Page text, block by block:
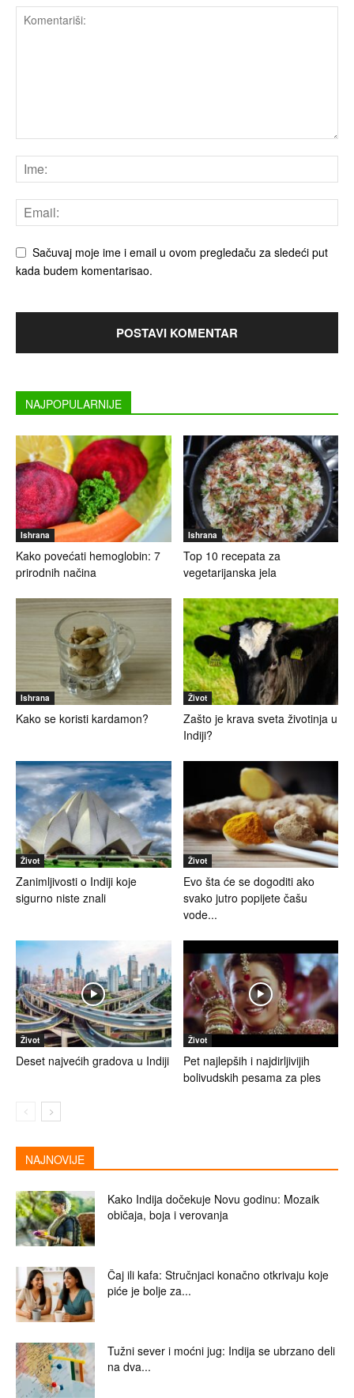
Sačuvaj moje ime i email u ovom pregledaču za sledeći put
kada budem komentarisao.
NAJPOPULARNIJE
Ishrana
Kako povećati hemoglobin: 7
prirodnih načina
Ishrana
Top 10 recepata za
vegetarijanska jela
Ishrana
Kako se koristi kardamon?
Život
Zašto je krava sveta životinja u
Indiji?
Život
Zanimljivosti o Indiji koje
sigurno niste znali
Život
Evo šta će se dogoditi ako
svako jutro popijete čašu
vode...
Život
Deset najvećih gradova u Indiji
Život
Pet najlepših i najdirljivijih
bolivudskih pesama za ples
NAJNOVIJE
Kako Indija dočekuje Novu godinu: Mozaik
običaja, boja i verovanja
Čaj ili kafa: Stručnjaci konačno otkrivaju koje
piće je bolje za...
Tužni sever i moćni jug: Indija se ubrzano deli
na dva...